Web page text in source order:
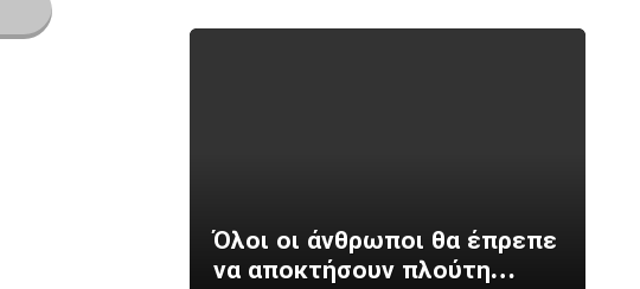
Όλοι οι άνθρωποι θα έπρεπε
να αποκτήσουν πλούτη…